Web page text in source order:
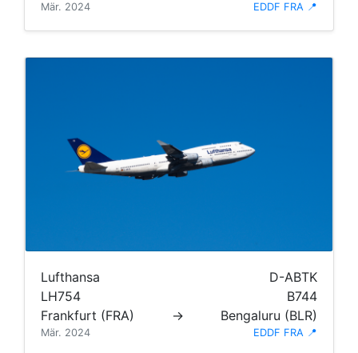
Mär. 2024 EDDF FRA 📍
Lufthansa
LH754
D-ABTK
B744
Frankfurt (FRA)
→ Bengaluru (BLR)
Mär. 2024 EDDF FRA 📍